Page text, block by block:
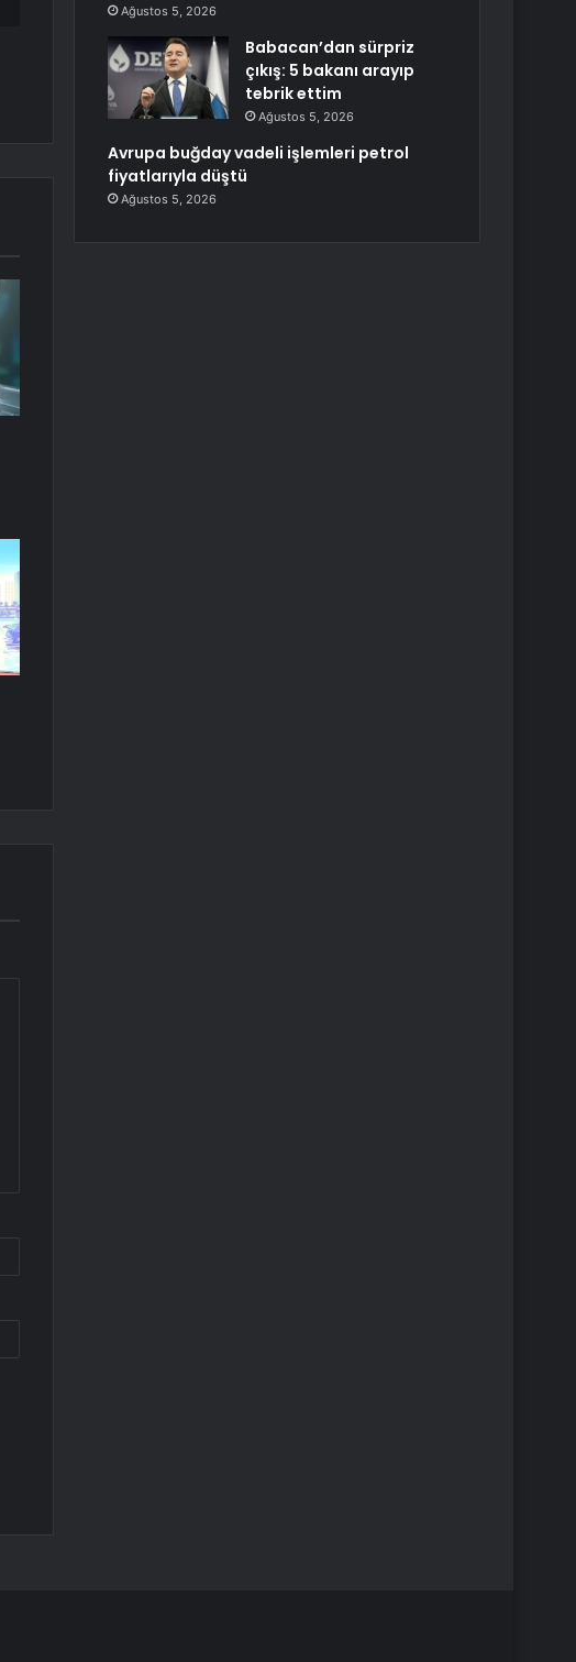
Ağustos 5, 2026
Babacan’dan sürpriz
çıkış: 5 bakanı arayıp
tebrik ettim
Ağustos 5, 2026
Avrupa buğday vadeli işlemleri petrol
fiyatlarıyla düştü
Ağustos 5, 2026